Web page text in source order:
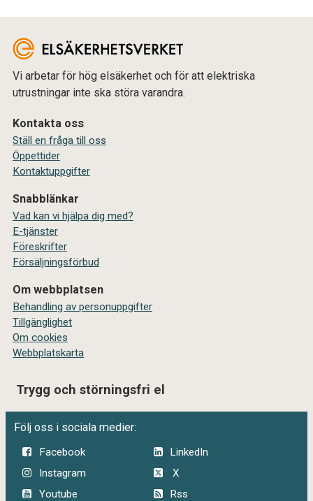
Vi arbetar för hög elsäkerhet och för att elektriska
utrustningar inte ska störa varandra.
Kontakta oss
Ställ en fråga till oss
Öppettider
Kontaktuppgifter
Snabblänkar
Vad kan vi hjälpa dig med?
E-tjänster
Föreskrifter
Försäljningsförbud
Om webbplatsen
Behandling av personuppgifter
Tillgänglighet
Om cookies
Webbplatskarta
Trygg och störningsfri el
Följ oss i sociala medier:
Facebook
LinkedIn
Instagram
X
Youtube
Rss